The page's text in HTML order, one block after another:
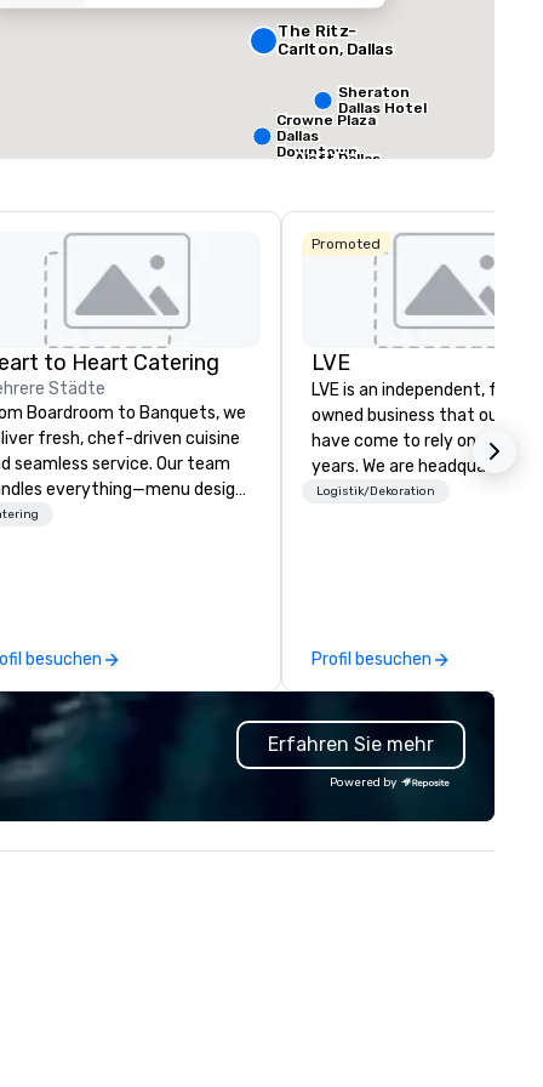
354
Größter Raum:
Veranstaltungsort auswählen
The Ritz-
Carlton, Dallas
Sheraton
Dallas Hotel
Crowne Plaza
Dallas
Downtown
Aloft Dallas
to Heart Catering
Städte
Boardroom to Banquets, we
fresh, chef-driven cuisine
seamless service. Our team
everything—menu design,
coordination, and flawless
events.
besuchen
Promoted
LVE
LVE is an independent, family
owned business that our
have come to rely on for
years. We are headquartered
Las Vegas and have satellite
contracting, custom exhibit
building, graphic design,
and logistics. We are able to
troubleshoot any problem
our extensive knowledge and
implement the right
Logistik/Dekoration
Profil besuchen
Erfahren Sie mehr
Powered by